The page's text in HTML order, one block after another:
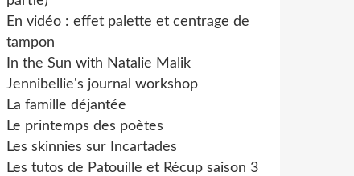
En vidéo : effet palette et centrage de
tampon
In the Sun with Natalie Malik
Jennibellie's journal workshop
La famille déjantée
Le printemps des poètes
Les skinnies sur Incartades
Les tutos de Patouille et Récup saison 3